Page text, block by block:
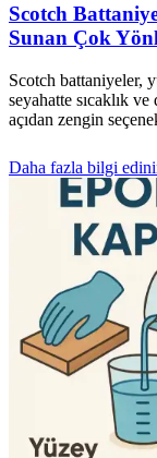
Scotch
Sunan Çok
Scotch battaniyeler,
seyahatte sıcaklık
açıdan zengin
Daha fazla bilgi